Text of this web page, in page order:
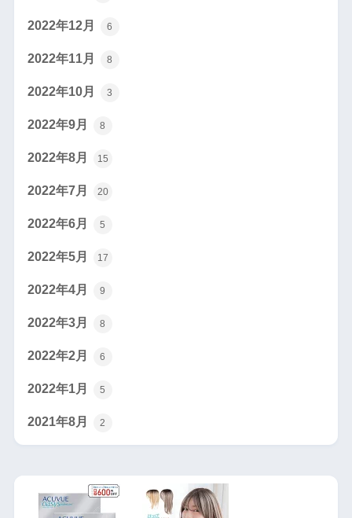
2022年12月 6
2022年11月 8
2022年10月 3
2022年9月 8
2022年8月 15
2022年7月 20
2022年6月 5
2022年5月 17
2022年4月 9
2022年3月 8
2022年2月 6
2022年1月 5
2021年8月 2